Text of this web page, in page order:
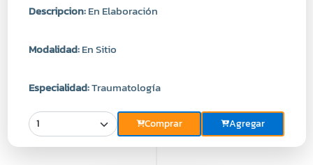
Descripcion:En Elaboración
Modalidad:En Sitio
Especialidad:Traumatología
Comprar Agregar